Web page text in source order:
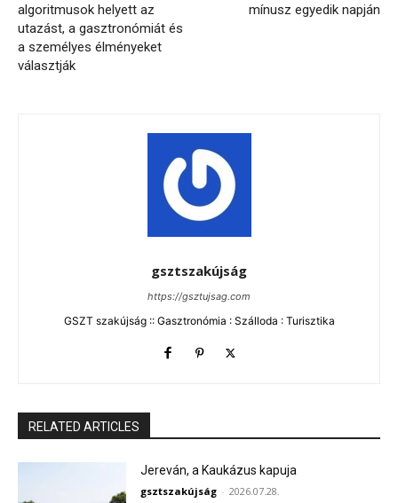
algoritmusok helyett az
utazást, a gasztronómiát és
a személyes élményeket
választják
mínusz egyedik napján
gsztszakújság
https://gsztujsag.com
GSZT szakújság :: Gasztronómia : Szálloda : Turisztika
RELATED ARTICLES
Jereván, a Kaukázus kapuja
gsztszakújság - 2026.07.28.